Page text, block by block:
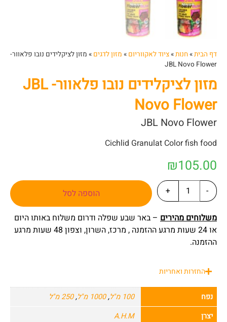
דף הבית»חנות»ציוד לאקווריום » מזון לדגים » מזון לציקלידים נובו פלאוור-
JBL Novo Flower
מזון לציקלידים נובו פלאוור- JBL
Novo Flower
JBL Novo Flower
Cichlid Granulat Color fish food
₪105.00
-
+
הוספה לסל
משלוחים מהירים – באר שבע שפלה ודרום משלוח באותו היום
או 24 שעות מרגע ההזמנה , מרכז, השרון, וצפון 48 שעות מרגע
ההזמנה.
החזרות ואחריות
נפח 100 מ"ל ,1000 מ"ל ,250 מ"ל
יצרן
A.H.M